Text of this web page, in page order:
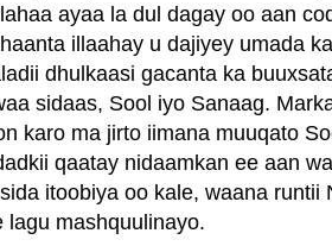
ayaa la dul dagay oo aan
illaahay u dajiyey umada
dhulkaasi gacanta ka
sidaas, Sool iyo Sanaag.
karo ma jirto iimana muuqato
qaatay nidaamkan ee aan
itoobiya oo kale, waana runtii
lagu mashquulinayo.